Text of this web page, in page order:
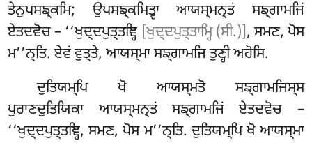
ਤੇਨੁਪਸਙ੍ਕਮਿ; ਉਪਸਙ੍ਕਮਿਤ੍ਵਾ ਆਯਸ੍ਮਨ੍ਤਂ ਸਙ੍ਗਾਮਜਿਂ
ਏਤਦਵੋਚ – ‘‘ਖੁਦ੍ਦਪੁਤ੍ਤਞ੍ਹਿ [ਖੁਦ੍ਦਪੁਤ੍ਤਾਮ੍ਹਿ (ਸੀ.)] , ਸਮਣ, ਪੋਸ
ਮ’’ਨ੍ਤਿ. ਏਵਂ ਵੁਤ੍ਤੇ, ਆਯਸ੍ਮਾ ਸਙ੍ਗਾਮਜਿ ਤੁਣ੍ਹੀ ਅਹੋਸਿ.
ਦੁਤਿਯਮ੍ਪਿ ਖੋ ਆਯਸ੍ਮਤੋ ਸਙ੍ਗਾਮਜਿਸ੍ਸ
ਪੁਰਾਣਦੁਤਿਯਿਕਾ ਆਯਸ੍ਮਨ੍ਤਂਸਙ੍ਗਾਮਜਿਂ ਏਤਦਵੋਚ –
‘‘ਖੁਦ੍ਦਪੁਤ੍ਤਞ੍ਹਿ, ਸਮਣ, ਪੋਸ ਮ’’ਨ੍ਤਿ. ਦੁਤਿਯਮ੍ਪਿ ਖੋ ਆਯਸ੍ਮਾ